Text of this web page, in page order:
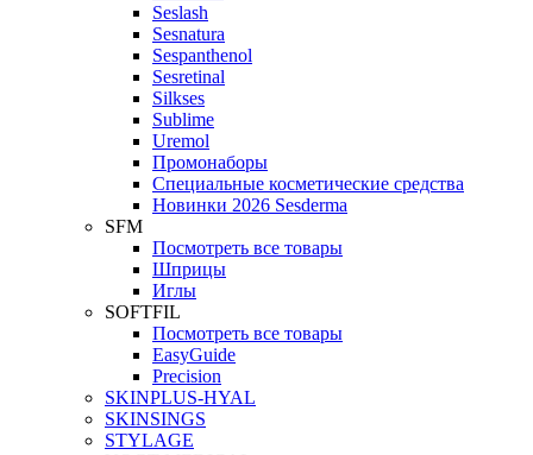
Seslash
Sesnatura
Sespanthenol
Sesretinal
Silkses
Sublime
Uremol
Промонаборы
Специальные косметические средства
Новинки 2026 Sesderma
SFM
Посмотреть все товары
Шприцы
Иглы
SOFTFIL
Посмотреть все товары
EasyGuide
Precision
SKINPLUS-HYAL
SKINSINGS
STYLAGE